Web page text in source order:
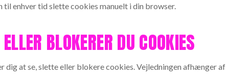
enhver tid slette cookies manuelt i din browser.
BLOKERER DU COOKIES
dig at se, slette eller blokere cookies. Vejledningen afhænger